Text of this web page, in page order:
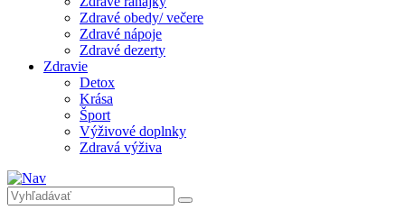
Zdravé obedy/ večere
Zdravé nápoje
Zdravé dezerty
Zdravie
Detox
Krása
Šport
Výživové doplnky
Zdravá výživa